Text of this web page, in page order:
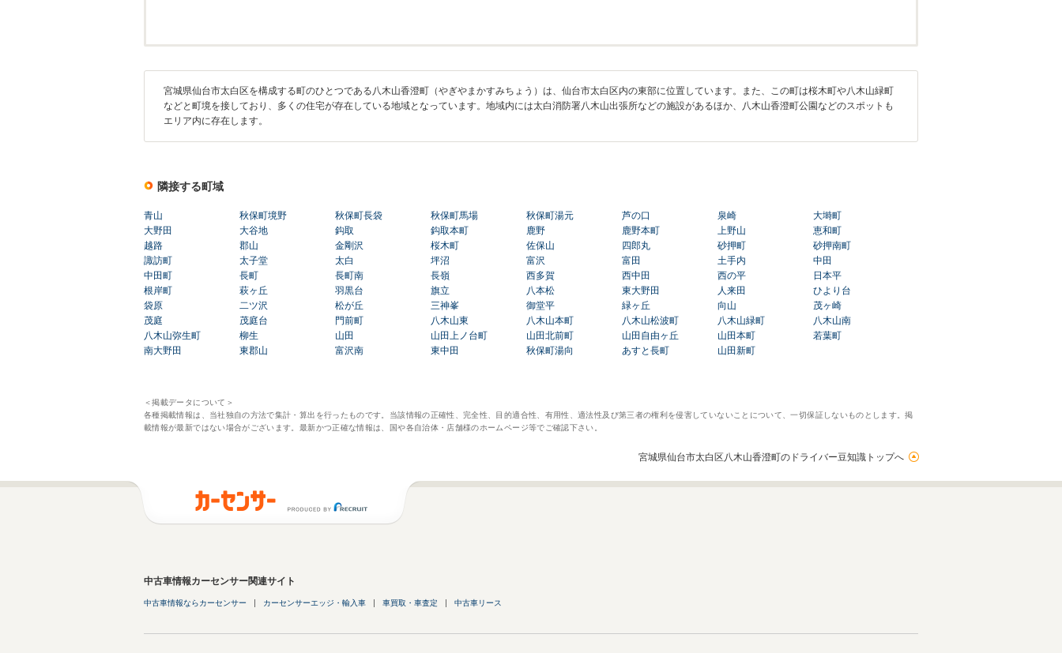
宮城県仙台市太白区を構成する町のひとつである八木山香澄町（やぎやまかすみちょう）は、仙台市太白区内の東部に位置しています。また、この町は桜木町や八木山緑町
などと町境を接しており、多くの住宅が存在している地域となっています。地域内には太白消防署八木山出張所などの施設があるほか、八木山香澄町公園などのスポットも
エリア内に存在します。
隣接する町域
青山 秋保町境野 秋保町長袋 秋保町馬場 秋保町湯元 芦の口 泉崎
大塒町
大野田
大谷地 鈎取 鈎取本町 鹿野 鹿野本町 上野山
恵和町
越路
郡山 金剛沢 桜木町 佐保山 四郎丸 砂押町
砂押南町
諏訪町
太子堂 太白 坪沼 富沢 富田 土手内
中田
中田町
長町 長町南 長嶺 西多賀 西中田 西の平
日本平
根岸町
萩ヶ丘 羽黒台 旗立 八本松 東大野田 人来田
ひより台
袋原
二ツ沢 松が丘 三神峯 御堂平 緑ヶ丘 向山
茂ヶ崎
茂庭
茂庭台 門前町 八木山東 八木山本町 八木山松波町 八木山緑町
八木山南
八木山弥生町
柳生 山田 山田上ノ台町 山田北前町 山田自由ヶ丘 山田本町
若葉町
南大野田
東郡山 富沢南 東中田 秋保町湯向 あすと長町 山田新町
＜掲載データについて＞
各種掲載情報は、当社独自の方法で集計・算出を行ったものです。当該情報の正確性、完全性、目的適合性、有用性、適法性及び第三者の権利を侵害していないことについて、一切保証しないものとします。掲
載情報が最新ではない場合がございます。最新かつ正確な情報は、国や各自治体・店舗様のホームページ等でご確認下さい。
宮城県仙台市太白区八木山香澄町のドライバー豆知識トップへ
中古車情報カーセンサー関連サイト
中古車情報ならカーセンサー カーセンサーエッジ・輸入車 車買取・車査定 中古車リース